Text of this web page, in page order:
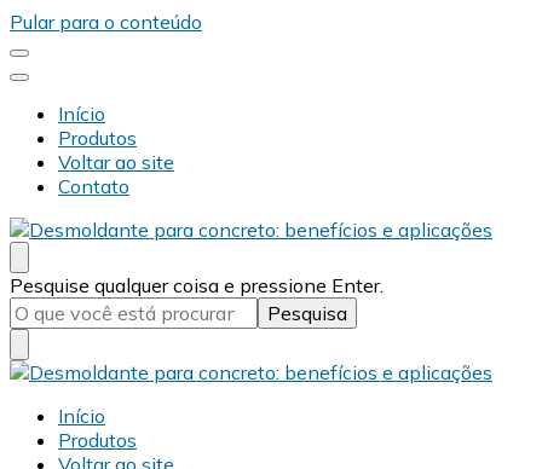
Pular para o conteúdo
Início
Produtos
Voltar ao site
Contato
Desmold
Blog Desmold
Procurando
algo?
Pesquise qualquer coisa e pressione Enter.
Desmold
Blog Desmold
Início
Produtos
Voltar ao site